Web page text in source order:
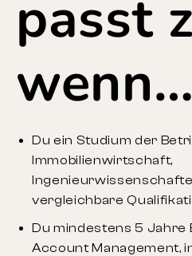
passt
wenn…
Du ein Studium der
Immobilienwirtschaft,
vergleichbare
Du mindestens 5 Jahre
Account Management,